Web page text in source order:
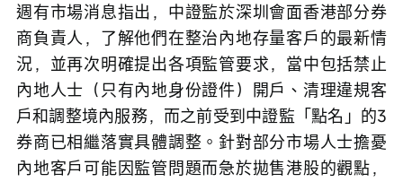
週有市場消息指出，中證監於深圳會面香港部分券
商負責人，了解他們在整治內地存量客戶的最新情
況，並再次明確提出各項監管要求，當中包括禁止
內地人士（只有內地身份證件）開戶、清理違規客
戶和調整境內服務，而之前受到中證監「點名」的3
券商已相繼落實具體調整。針對部分市場人士擔憂
內地客戶可能因監管問題而急於拋售港股的觀點，